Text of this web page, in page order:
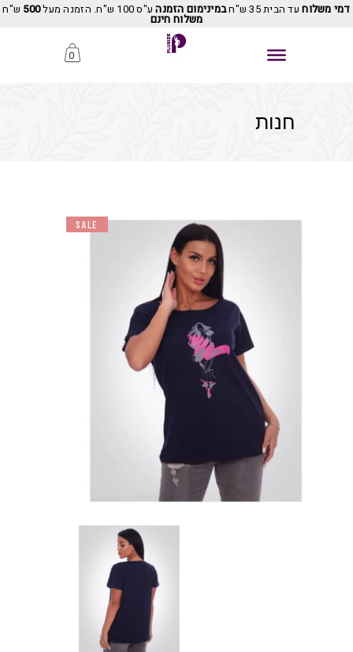
דמי משלוחעד הבית 35 ש"ח במינימום הזמנהע"ס 100 ש"ח. הזמנה מעל 500 ש"ח
משלוח חינם
0
חנות
SALE